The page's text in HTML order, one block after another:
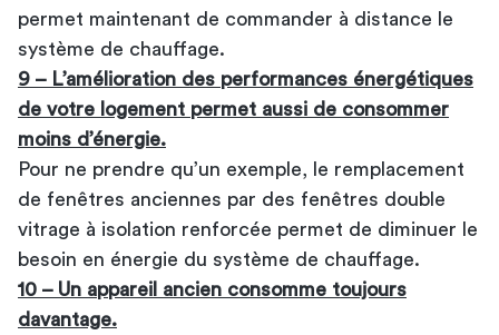
permet maintenant de commander à distance le
système de chauffage.
9 – L’amélioration des performances énergétiques
de votre logement permet aussi de consommer
moins d’énergie.
Pour ne prendre qu’un exemple, le remplacement
de fenêtres anciennes par des fenêtres double
vitrage à isolation renforcée permet de diminuer le
besoin en énergie du système de chauffage.
10 – Un appareil ancien consomme toujours
davantage.